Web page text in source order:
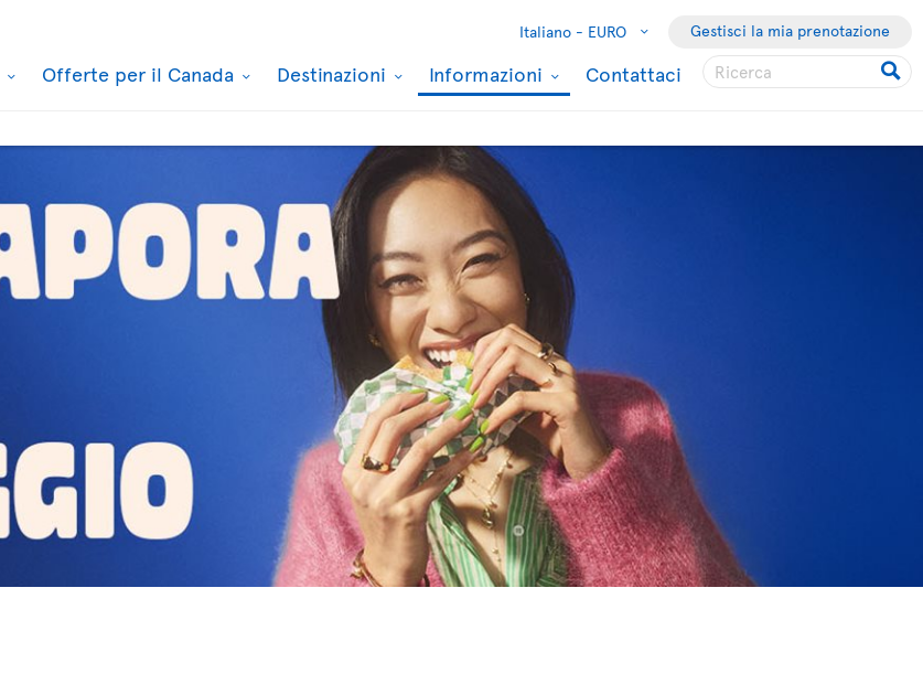
Italiano - EURO Gestisci la mia prenotazione
Offerte per il Canada Destinazioni Informazioni Contattaci